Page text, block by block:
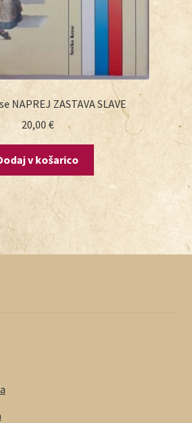
NAPREJ ZASTAVA SLAVE
20,00 €
v košarico